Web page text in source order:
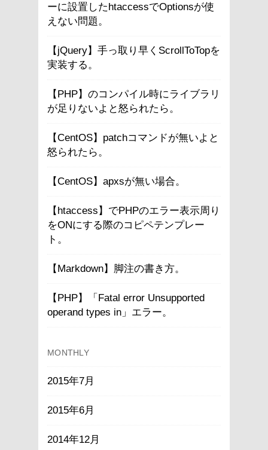
ーに設置したhtaccessでOptionsが使
えない問題。
【jQuery】手っ取り早くScrollToTopを
実装する。
【PHP】のコンパイル時にライブラリ
が足りないよと怒られたら。
【CentOS】patchコマンドが無いよと
怒られたら。
【CentOS】apxsが無い場合。
【htaccess】でPHPのエラー表示周り
をONにする際のコピペテンプレー
ト。
【Markdown】脚注の書き方。
【PHP】「Fatal error Unsupported
operand types in」エラー。
MONTHLY
2015年7月
2015年6月
2014年12月